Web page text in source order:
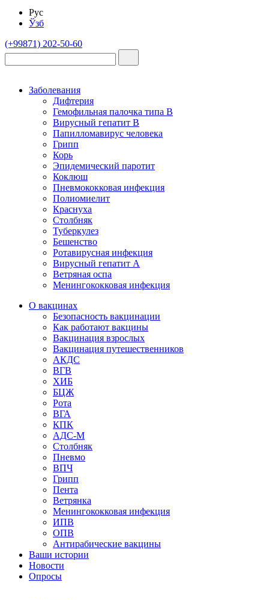
Рус
Ўзб
(+99871) 202-50-60
Заболевания
Дифтерия
Гемофильная палочка типа B
Вирусный гепатит В
Папилломавирус человека
Грипп
Корь
Эпидемический паротит
Коклюш
Пневмококковая инфекция
Полиомиелит
Краснуха
Столбняк
Туберкулез
Бешенство
Ротавирусная инфекция
Вирусный гепатит А
Ветряная оспа
Менингококковая инфекция
О вакцинах
Безопасность вакцинации
Как работают вакцины
Вакцинация взрослых
Вакцинация путешественников
АКДС
ВГВ
ХИБ
БЦЖ
Рота
ВГА
КПК
АДС-М
Столбняк
Пневмо
ВПЧ
Грипп
Пента
Ветрянка
Менингококковая инфекция
ИПВ
ОПВ
Антирабические вакцины
Ваши истории
Новости
Опросы